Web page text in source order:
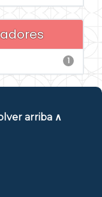
1
arriba ∧